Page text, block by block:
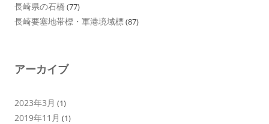
長崎県の石橋 (77)
長崎要塞地帯標・軍港境域標(87)
アーカイブ
2023年3月 (1)
2019年11月 (1)